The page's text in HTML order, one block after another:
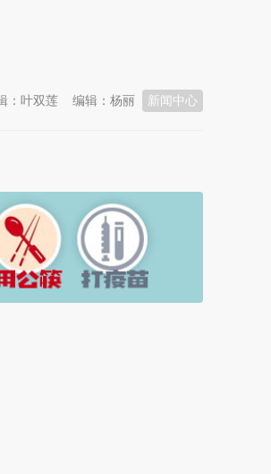
新闻中心
编辑：杨丽
：叶双莲